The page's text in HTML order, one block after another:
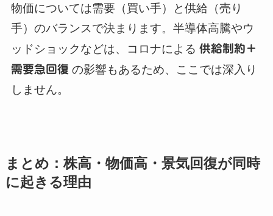
物価については需要（買い手）と供給（売り
手）のバランスで決まります。半導体高騰やウ
ッドショックなどは、コロナによる 供給制約＋
需要急回復 の影響もあるため、ここでは深入り
しません。
まとめ：株高・物価高・景気回復が同時
に起きる理由